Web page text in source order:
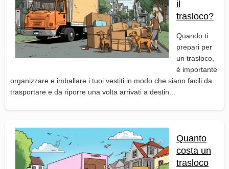
il
trasloco?
Quando ti
prepari per
un trasloco,
è importante
organizzare e imballare i tuoi vestiti in modo che siano facili da
trasportare e da riporre una volta arrivati a destin...
Quanto
costa un
trasloco